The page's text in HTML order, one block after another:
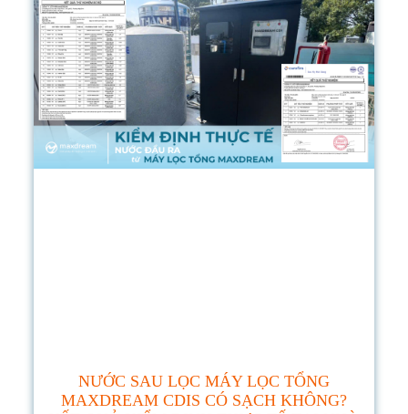
NƯỚC SAU LỌC MÁY LỌC TỔNG
MAXDREAM CDIS CÓ SẠCH KHÔNG?